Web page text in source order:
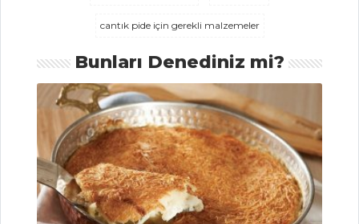
En lezzetli bakla
pilavı (bakla aşı)
nasıl yapılır?
Ustasından
pratik Kilis tava
tarifi, püf noktası...
En pratik
cantık pide için gerekli malzemeler
Bunları Denediniz mi?